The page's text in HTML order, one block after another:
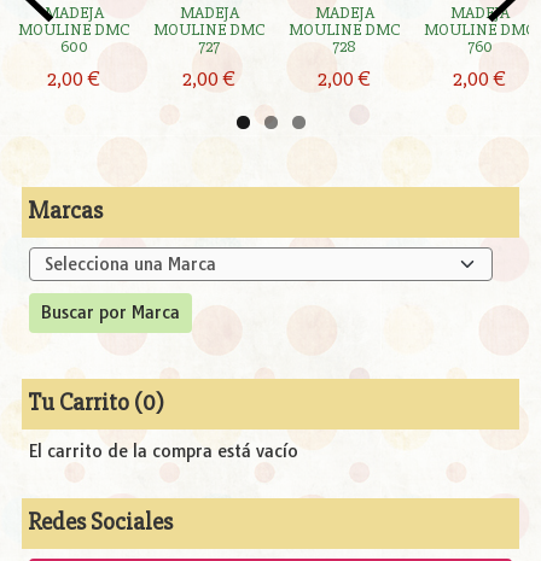
Marcas
Tu Carrito (0)
El carrito de la compra está vacío
Redes Sociales
MADEJA
MOULINE DMC
600
2,00 €
MADEJA
MOULINE DMC
727
2,00 €
MADEJA
MOULINE DMC
728
2,00 €
MADEJA
MOULINE DMC
760
2,00 €